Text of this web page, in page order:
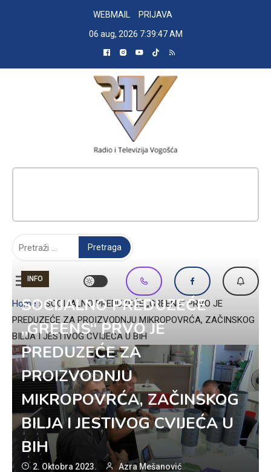
WEBMAIL
PRIJAVA
06 aug, 2026 7:39:47 AM
Home»SOCIJALNO PREDUZEĆE „GREENS“ PRVO JE
PREDUZEĆE ZA PROIZVODNJU MIKROPOVRĆA, ZAČINSKOG
BILJA I JESTIVOG CVIJEĆA U BIH
INFO
SOCIJALNO PREDUZEĆE
„GREENS“ PRVO JE
PREDUZEĆE ZA
PROIZVODNJU
MIKROPOVRĆA, ZAČINSKOG
BILJA I JESTIVOG CVIJEĆA U
BIH
2. Oktobra 2023. Azra Mešanović